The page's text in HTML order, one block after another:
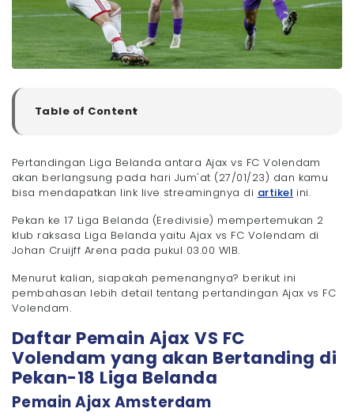
Table of Content
▼
- Pemain Ajax Amsterdam
- Pemain FC Volendam
Ajax Amsterdam Vs FC Volendam
- Link Streaming Liga Belanda Ajax Vs FC
Volendam
Pertandingan Liga Belanda antara Ajax vs FC Volendam
akan berlangsung pada hari Jum'at (27/01/23) dan kamu
bisa mendapatkan link live streamingnya di artikel ini.
Pekan ke 17 Liga Belanda (Eredivisie) mempertemukan 2
klub raksasa Liga Belanda yaitu Ajax vs FC Volendam di
Johan Cruijff Arena pada pukul 03.00 WIB.
Menurut kalian, siapakah pemenangnya? berikut ini
pembahasan lebih detail tentang pertandingan Ajax vs FC
Volendam.
Daftar Pemain Ajax VS FC
Volendam yang akan Bertanding di
Pekan-18 Liga Belanda
Pemain Ajax Amsterdam